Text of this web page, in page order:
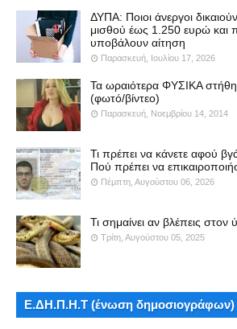
ΔΥΠΑ: Ποιοι άνεργοι
μισθού έως 1.250 ευρώ
υποβάλουν αίτηση
Παρασκευή, Ιουλίου 17, 2026
Τα ωραιότερα ΦΥΣΙΚΑ
(φωτό/βίντεο)
Παρασκευή, Νοεμβρίου 14, 2014
Τι πρέπει να κάνετε αφού
Πού πρέπει να
Πέμπτη, Αυγούστου 06, 2026
Τι σημαίνει αν βλέπεις στον
Τρίτη, Αυγούστου 05, 2025
Ε.ΔΗ.Π.Η.Τ (ένωση δημοσιογράφων)